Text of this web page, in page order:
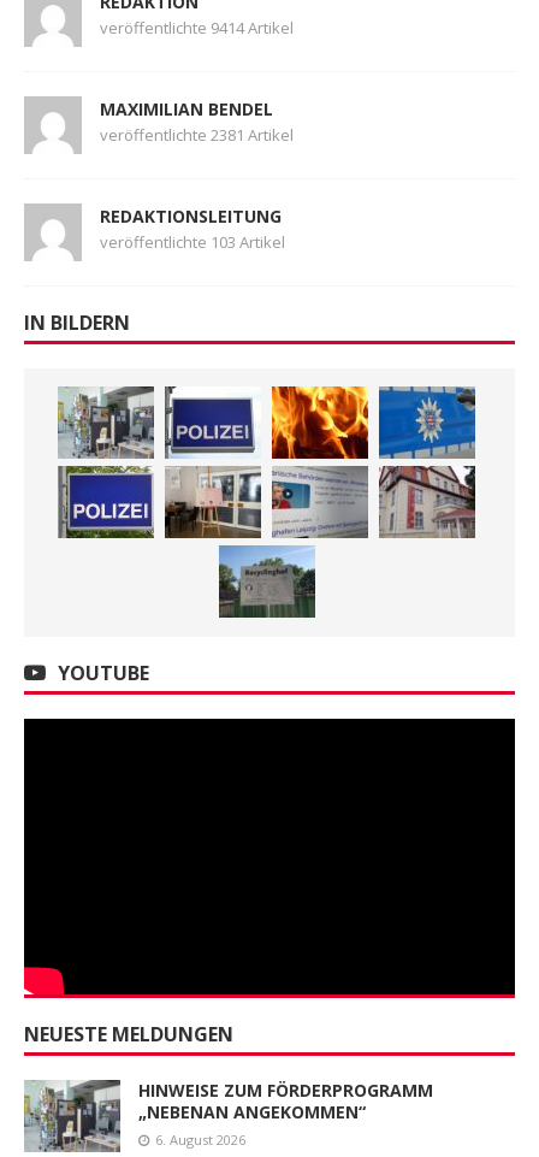
veröffentlichte 9414 Artikel
MAXIMILIAN BENDEL
veröffentlichte 2381 Artikel
REDAKTIONSLEITUNG
veröffentlichte 103 Artikel
IN BILDERN
YOUTUBE
NEUESTE MELDUNGEN
HINWEISE ZUM FÖRDERPROGRAMM
„NEBENAN ANGEKOMMEN“
6. August 2026